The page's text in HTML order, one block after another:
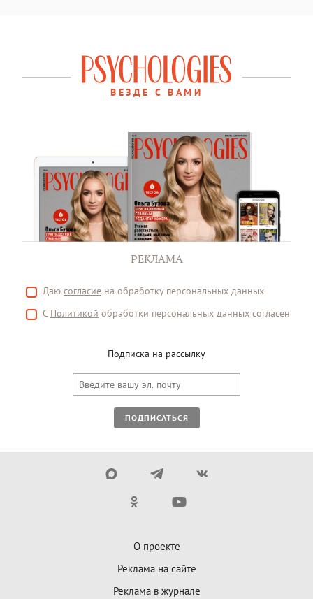
ВЕЗДЕ С ВАМИ
РЕКЛАМА
Даю согласие на обработку персональных данных
С Политикой обработки персональных данных согласен
Подписка на рассылку
ПОДПИСАТЬСЯ
О проекте
Реклама на сайте
Реклама в журнале